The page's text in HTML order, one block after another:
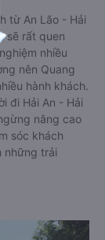
từ An Lão - Hải
sẽ rất quen
nhiều
nên Quang
hành khách.
đi Hải An - Hải
nâng cao
sóc khách
những trải